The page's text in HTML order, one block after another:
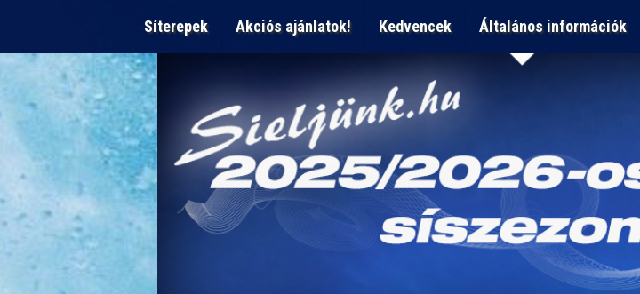
Síterepek Akciós ajánlatok! Kedvencek Általános információk